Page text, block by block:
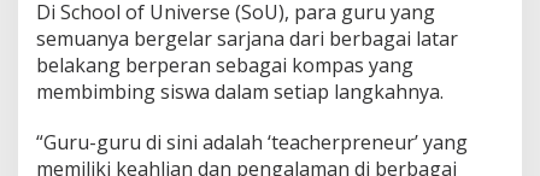
Di School of Universe (SoU), para guru yang
semuanya bergelar sarjana dari berbagai latar
belakang berperan sebagai kompas yang
membimbing siswa dalam setiap langkahnya.
“Guru-guru di sini adalah ‘teacherpreneur’ yang
memiliki keahlian dan pengalaman di berbagai